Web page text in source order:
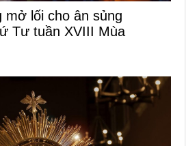
lối cho ân sủng
Tư tuần XVIII Mùa